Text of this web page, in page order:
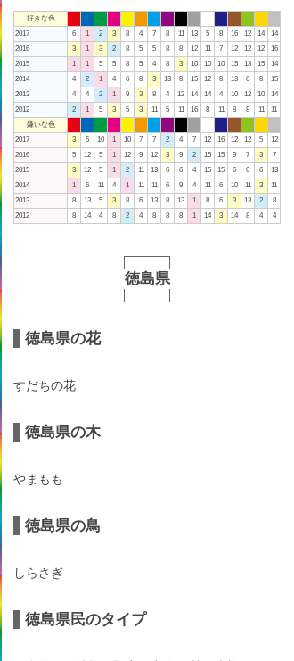
好きな色
2017
6 1 2 3 8 4 7 8 11 13 5 8 16 12 14
14
2016
3 1 3 2 8 5 5 8 8 12 11 7 12 12 12
16
2015
1 1 5 5 8 5 4 8 3 10 10 10 15 13 15
14
2014
4 2 1 4 6 8 3 13 8 15 12 8 13 6 8
15
2013
4 4 2 1 9 3 8 4 12 14 14 4 10 12 10
14
2012
2 1 5 3 5 3 11 5 11 16 8 11 8 8 11
11
嫌いな色
2017
3 5 10 1 10 7 7 2 4 7 12 16 12 12 5
12
2016
5 12 5 1 12 9 12 3 9 2 15 15 9 7 3
7
2015
3 12 5 1 2 11 13 6 6 4 15 15 6 6 6
13
2014
1 6 11 4 1 11 11 6 9 4 11 6 10 11 3
11
2013
8 13 5 3 8 6 13 8 13 1 8 6 3 13 2
8
2012
8 14 4 8 2 4 8 8 8 1 14 3 14 8 4 4
徳島県
徳島県の花
すだちの花
徳島県の木
やまもも
徳島県の鳥
しらさぎ
徳島県民のタイプ